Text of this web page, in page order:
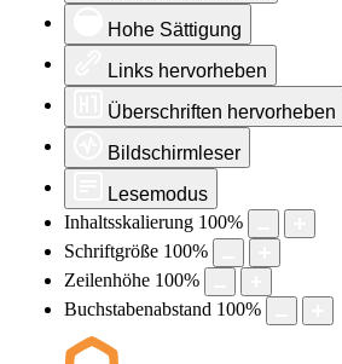
Hohe Sättigung
Links hervorheben
Überschriften hervorheben
Bildschirmleser
Lesemodus
Inhaltsskalierung 100%
Schriftgröße 100%
Zeilenhöhe 100%
Buchstabenabstand 100%